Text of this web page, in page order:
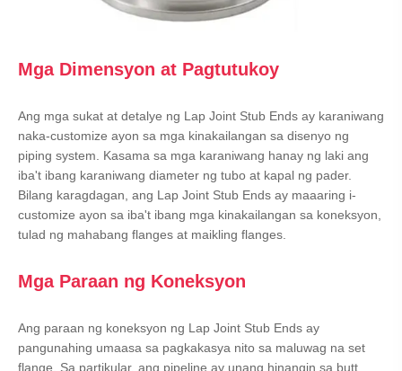
Mga Dimensyon at Pagtutukoy
Ang mga sukat at detalye ng Lap Joint Stub Ends ay karaniwang
naka-customize ayon sa mga kinakailangan sa disenyo ng
piping system. Kasama sa mga karaniwang hanay ng laki ang
iba't ibang karaniwang diameter ng tubo at kapal ng pader.
Bilang karagdagan, ang Lap Joint Stub Ends ay maaaring i-
customize ayon sa iba't ibang mga kinakailangan sa koneksyon,
tulad ng mahabang flanges at maikling flanges.
Mga Paraan ng Koneksyon
Ang paraan ng koneksyon ng Lap Joint Stub Ends ay
pangunahing umaasa sa pagkakasya nito sa maluwag na set
flange. Sa partikular, ang pipeline ay unang hinangin sa butt